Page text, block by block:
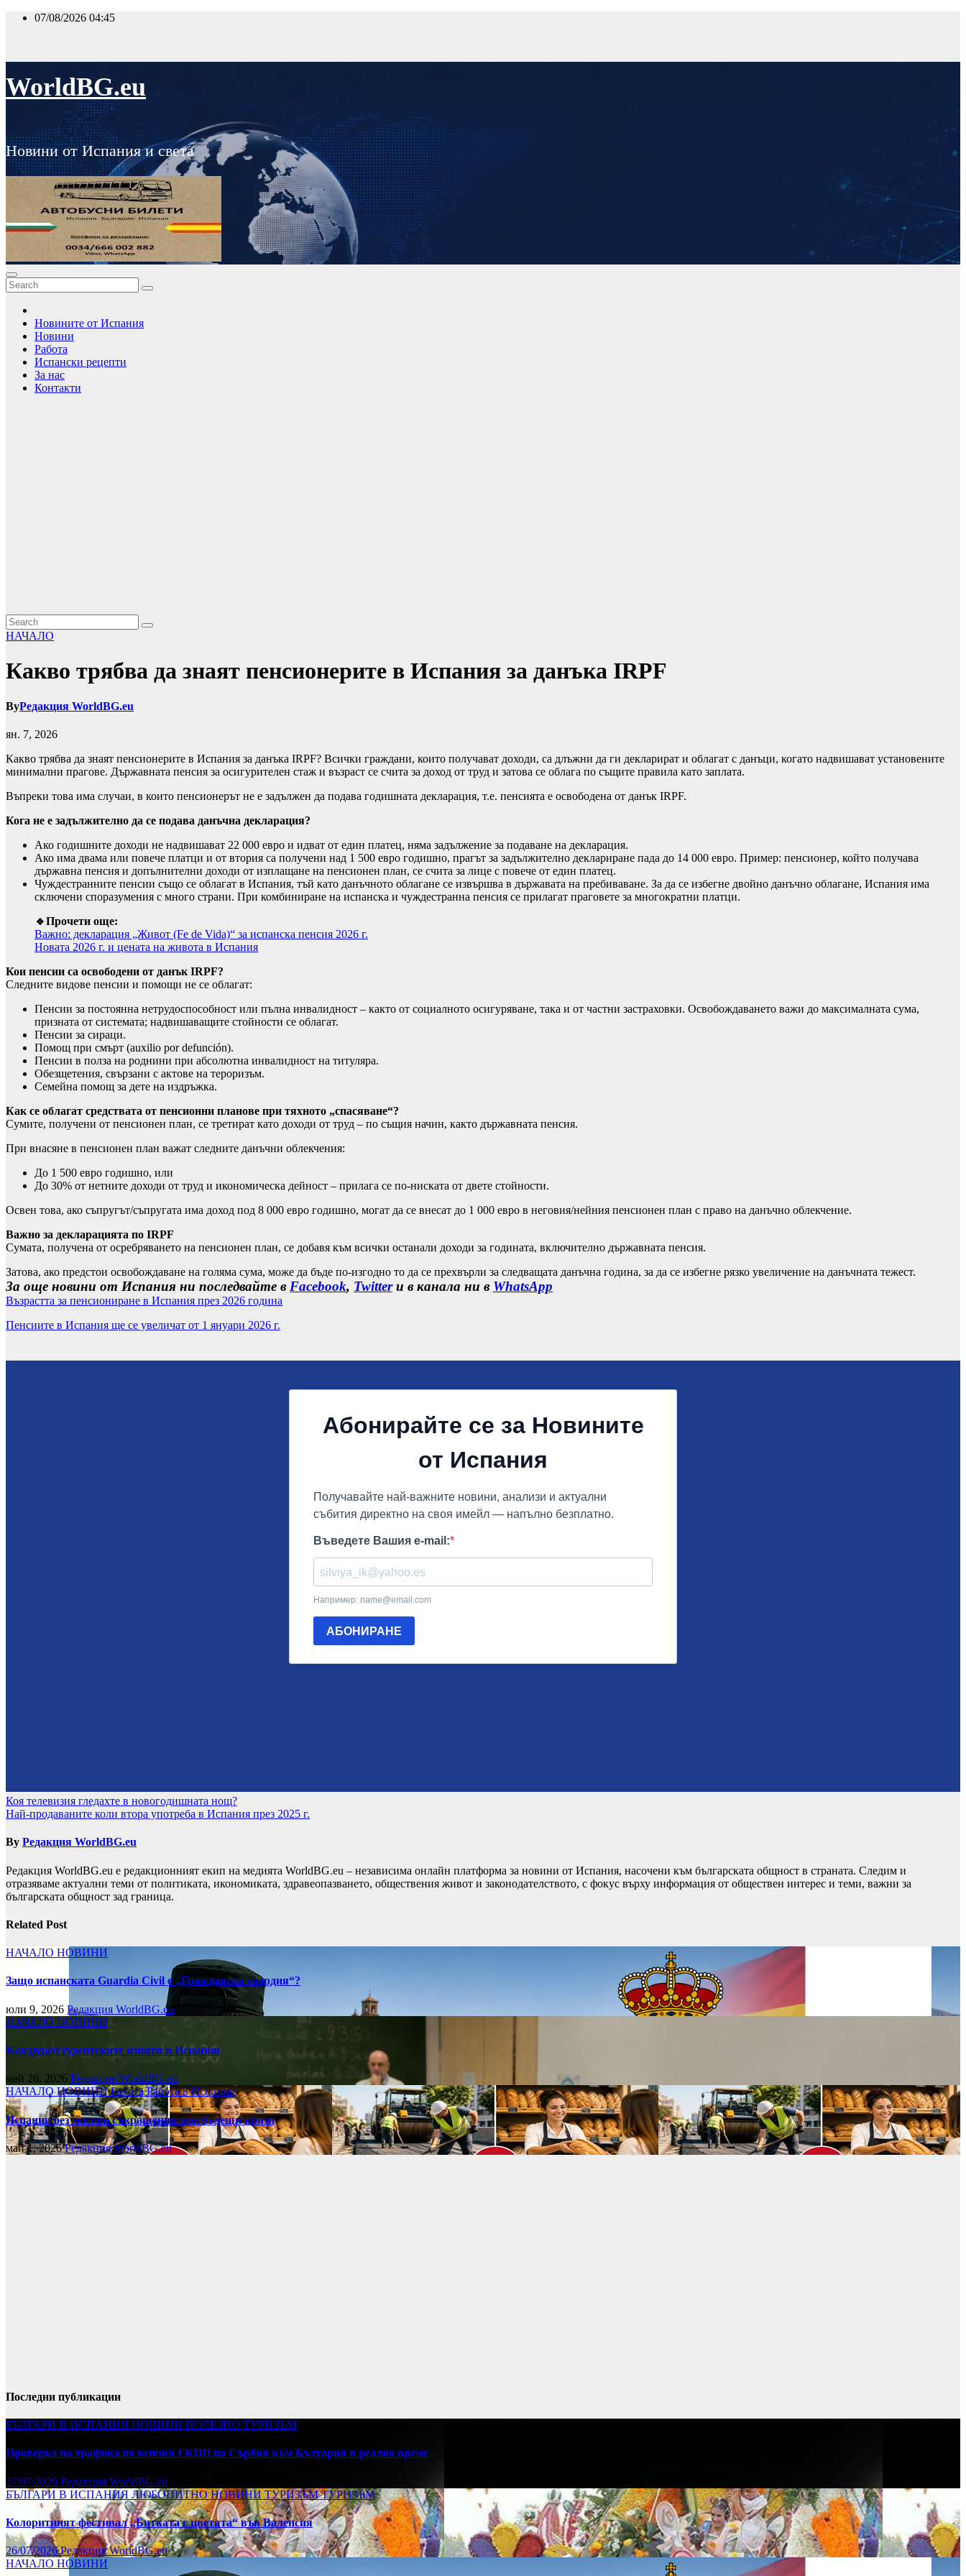
Skip
07/08/2026 04:45
WorldBG.eu
Новини от Испания и света
Новините от Испания
Новини
Работа
Испански рецепти
За нас
Контакти
НАЧАЛО
Какво трябва да знаят пенсионерите в Испания за данъка IRPF
ByРедакция WorldBG.eu
ян. 7, 2026
Какво трябва да знаят пенсионерите в Испания за данъка IRPF? Всички граждани, които получават доходи, са длъжни да ги декларират и облагат с данъци, когато надвишават установените
минимални прагове. Държавната пенсия за осигурителен стаж и възраст се счита за доход от труд и затова се облага по същите правила като заплата.
Въпреки това има случаи, в които пенсионерът не е задължен да подава годишната декларация, т.е. пенсията е освободена от данък IRPF.
Кога не е задължително да се подава данъчна декларация?
Ако годишните доходи не надвишават 22 000 евро и идват от един платец, няма задължение за подаване на декларация.
Ако има двама или повече платци и от втория са получени над 1 500 евро годишно, прагът за задължително деклариране пада до 14 000 евро. Пример: пенсионер, който получава
държавна пенсия и допълнителни доходи от изплащане на пенсионен план, се счита за лице с повече от един платец.
Чуждестранните пенсии също се облагат в Испания, тъй като данъчното облагане се извършва в държавата на пребиваване. За да се избегне двойно данъчно облагане, Испания има
сключени споразумения с много страни. При комбиниране на испанска и чуждестранна пенсия се прилагат праговете за многократни платци.
🔹Прочети още:
Важно: декларация „Живот (Fe de Vida)“ за испанска пенсия 2026 г.
Новата 2026 г. и цената на живота в Испания
Кои пенсии са освободени от данък IRPF?
Следните видове пенсии и помощи не се облагат:
Пенсии за постоянна нетрудоспособност или пълна инвалидност – както от социалното осигуряване, така и от частни застраховки. Освобождаването важи до максималната сума,
призната от системата; надвишаващите стойности се облагат.
Пенсии за сираци.
Помощ при смърт (auxilio por defunción).
Пенсии в полза на роднини при абсолютна инвалидност на титуляра.
Обезщетения, свързани с актове на тероризъм.
Семейна помощ за дете на издръжка.
Как се облагат средствата от пенсионни планове при тяхното „спасяване“?
Сумите, получени от пенсионен план, се третират като доходи от труд – по същия начин, както държавната пенсия.
При внасяне в пенсионен план важат следните данъчни облекчения:
До 1 500 евро годишно, или
До 30% от нетните доходи от труд и икономическа дейност – прилага се по-ниската от двете стойности.
Освен това, ако съпругът/съпругата има доход под 8 000 евро годишно, могат да се внесат до 1 000 евро в неговия/нейния пенсионен план с право на данъчно облекчение.
Важно за декларацията по IRPF
Сумата, получена от осребряването на пенсионен план, се добавя към всички останали доходи за годината, включително държавната пенсия.
Затова, ако предстои освобождаване на голяма сума, може да бъде по-изгодно то да се прехвърли за следващата данъчна година, за да се избегне рязко увеличение на данъчната тежест.
За още новини от Испания ни последвайте в Facebook, Twitterи в канала ни в WhatsApp
Възрастта за пенсиониране в Испания през 2026 година
Пенсиите в Испания ще се увеличат от 1 януари 2026 г.
Навигация
Коя телевизия гледахте в новогодишната нощ?
Най-продаваните коли втора употреба в Испания през 2025 г.
By Редакция WorldBG.eu
Редакция WorldBG.eu е редакционният екип на медията WorldBG.eu – независима онлайн платформа за новини от Испания, насочени към българската общност в страната. Следим и
отразяваме актуални теми от политиката, икономиката, здравеопазването, обществения живот и законодателството, с фокус върху информация от обществен интерес и теми, важни за
българската общност зад граница.
Related Post
НАЧАЛО НОВИНИ
Защо испанската Guardia Civil е „Гражданска гвардия“?
юли 9, 2026 Редакция WorldBG.eu
НАЧАЛО НОВИНИ
Кандидатстудентските изпити в Испания
май 26, 2026 Редакция WorldBG.eu
НАЧАЛОНОВИНИРаботаРабота в Испания
Испания без масови съкращения при бъдещи кризи
май 1, 2026Редакция WorldBG.eu
Последни публикации
БЪЛГАРИ В ИСПАНИЯ НОВИНИ ПОЛЕЗНО ТУРИЗЪМ
Проверка на трафика по всички ГКПП на Сърбия към България в реално време
27/07/2026 Редакция WorldBG.eu
БЪЛГАРИ В ИСПАНИЯ ЛЮБОПИТНОНОВИНИТУРИЗЪМТУРИЗЪМ
Колоритният фестивал „Битката с цветята“ във Валенсия
26/07/2026Редакция WorldBG.eu
НАЧАЛО НОВИНИ